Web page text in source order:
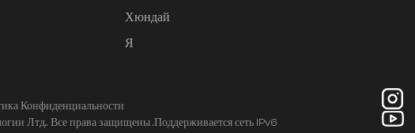
Хюндай
Я
Конфиденциальности
Лтд.. Все права защищены .Поддерживается сеть IPv6